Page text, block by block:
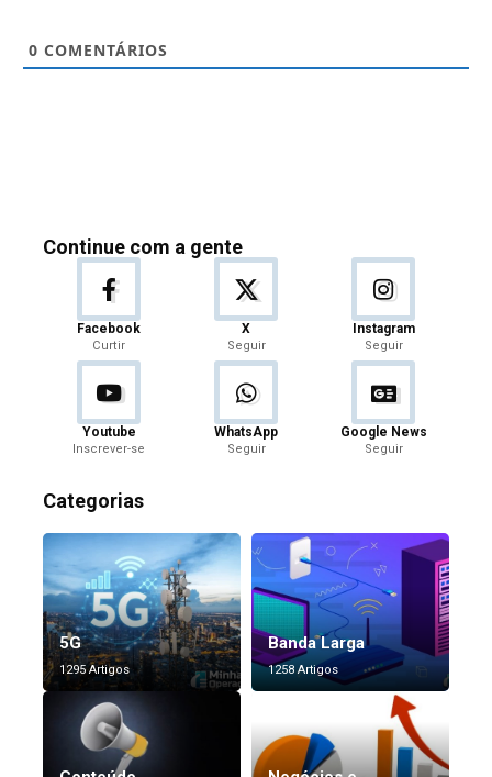
0 COMENTÁRIOS
Continue com a gente
Facebook
Curtir
X
Seguir
Instagram
Seguir
Youtube
Inscrever-se
WhatsApp
Seguir
Google News
Seguir
Categorias
5G
1295 Artigos
Banda Larga
1258 Artigos